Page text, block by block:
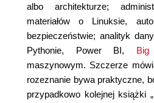
albo architekturze;
materiałów o Linuksie,
bezpieczeństwie; analityk
Pythonie, Power BI,
maszynowym. Szczerze
rozeznanie bywa praktyczne,
przypadkowo kolejnej książki